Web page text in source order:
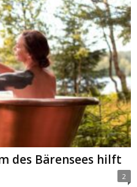
des Bärensees hilft
2